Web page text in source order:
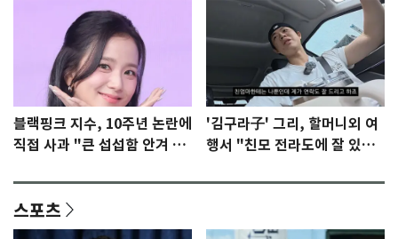
블랙핑크 지수, 10주년 논란에
직접 사과 "큰 섭섭함 안겨 미
'김구라子' 그리, 할머니외 여
행서 "친모 전라도에 잘 있
스포츠